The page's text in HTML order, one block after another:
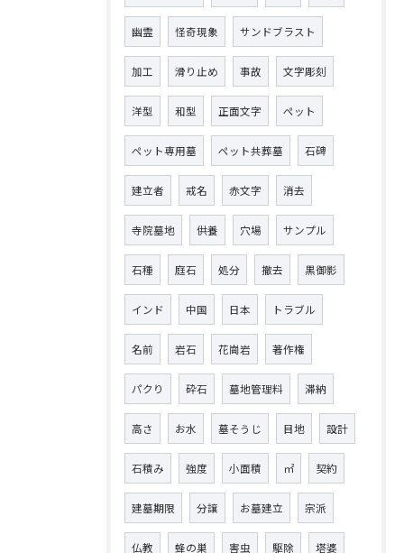
幽霊 怪奇現象 サンドブラスト
加工 滑り止め 事故 文字彫刻
洋型 和型 正面文字 ペット
ペット専用墓 ペット共葬墓 石碑
建立者 戒名 赤文字 消去
寺院墓地 供養 穴場 サンプル
石種 庭石 処分 撤去 黒御影
インド 中国 日本 トラブル
名前 岩石 花崗岩 著作権
パクり 砕石 墓地管理料 滞納
高さ お水 墓そうじ 目地 設計
石積み 強度 小面積 ㎡ 契約
建墓期限 分譲 お墓建立 宗派
仏教 蜂の巣 害虫 駆除 塔婆